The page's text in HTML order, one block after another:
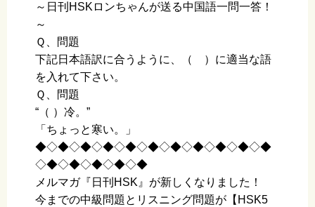
～日刊HSKロンちゃんが送る中国語一問一答！
～
Ｑ、問題
下記日本語訳に合うように、（ ）に適当な語
を入れて下さい。
Ｑ、問題
“（ ）冷。”
「ちょっと寒い。」
◆◇◆◇◆◇◆◇◆◇◆◇◆◇◆◇◆◇◆◇◆
◇◆◇◆◇◆◇◆◇◆
メルマガ『日刊HSK』が新しくなりました！
今までの中級問題とリスニング問題が【HSK5